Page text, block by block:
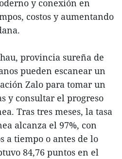
y conexión en
costos y aumentando
provincia sureña de
pueden escanear un
Zalo para tomar un
y consultar el progreso
Tras tres meses, la tasa
alcanza el 97%, con
a tiempo o antes de lo
84,76 puntos en el